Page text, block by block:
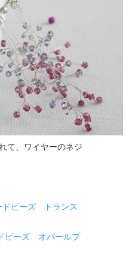
て、ワイヤーのネジ
ビーズ トランス
ビーズ オパールプ